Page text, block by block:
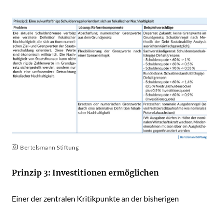
Bertelsmann Stiftung
Prinzip 3: Investitionen ermöglichen
Einer der zentralen Kritikpunkte an der bisherigen